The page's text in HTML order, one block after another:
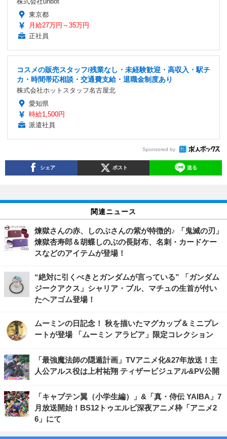
東京都
月給27万円～35万円
正社員
コスメの販売スタッフ/残業なし・未経験歓迎・高収入・駅チ
カ・時間帯応相談・交通費支給・退職金制度あり
株式会社ホットスタッフ名古屋北
愛知県
時給1,500円
派遣社員
Sponsored by
シェア ポスト 送る
関連ニュース
煉獄さんの赤、しのぶさんの紫が特徴的♪ 「鬼滅の刃」
煉獄杏寿郎＆胡蝶しのぶの長財布、名刺・カードケー
スなどのアイテムが登場！
“絶対に引くべきとガンダムが言っている” 「ガンダム
ジークアクス」シャリア・ブル、マチュの生首が付い
たヘアゴム登場！
ムーミンの日記念！ 秋を描いたマグカップ＆ミニプレ
ートが登場 「ムーミン アラビア」限定コレクション
「最強魔法師の隠遁計画」TVアニメ化&27年放送！主
人公アルス役は上村祐翔 ティザービジュアル&PV公開
「キャプテン翼（小学生編）」&「真・侍伝 YAIBA」7
月放送開始！BS12トゥエルビ深夜アニメ枠「アニメ2
6」にて